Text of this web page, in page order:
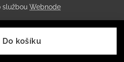
Do košíku
službou Webnode